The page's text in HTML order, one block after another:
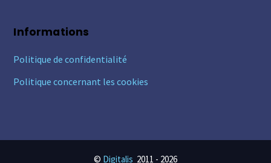
Informations
Politique de confidentialité
Politique concernant les cookies
© Digitalis 2011 - 2026